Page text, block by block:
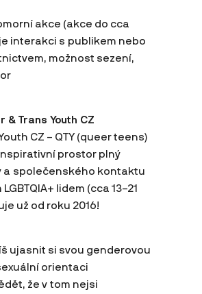
akce (akce do cca
interakci s publikem nebo
možnost sezení,
& Trans Youth CZ
CZ – QTY (queer teens)
prostor plný
a společenského kontaktu
lidem (cca 13–21
už od roku 2016!
ujasnit si svou genderovou
orientaci
že v tom nejsi